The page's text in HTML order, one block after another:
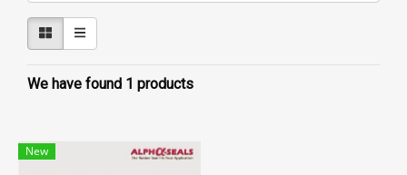
We have found 1 products
New